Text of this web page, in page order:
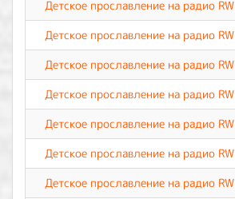
Детское прославление на радио RW
Детское прославление на радио RW
Детское прославление на радио RW
Детское прославление на радио RW
Детское прославление на радио RW
Детское прославление на радио RW
Детское прославление на радио RW